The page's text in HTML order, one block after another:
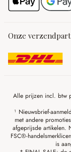
Onze
Alle prijzen incl. btw
¹ Nieuwsbrief-
met andere
afgeprijsde artikelen.
FSC®-
is